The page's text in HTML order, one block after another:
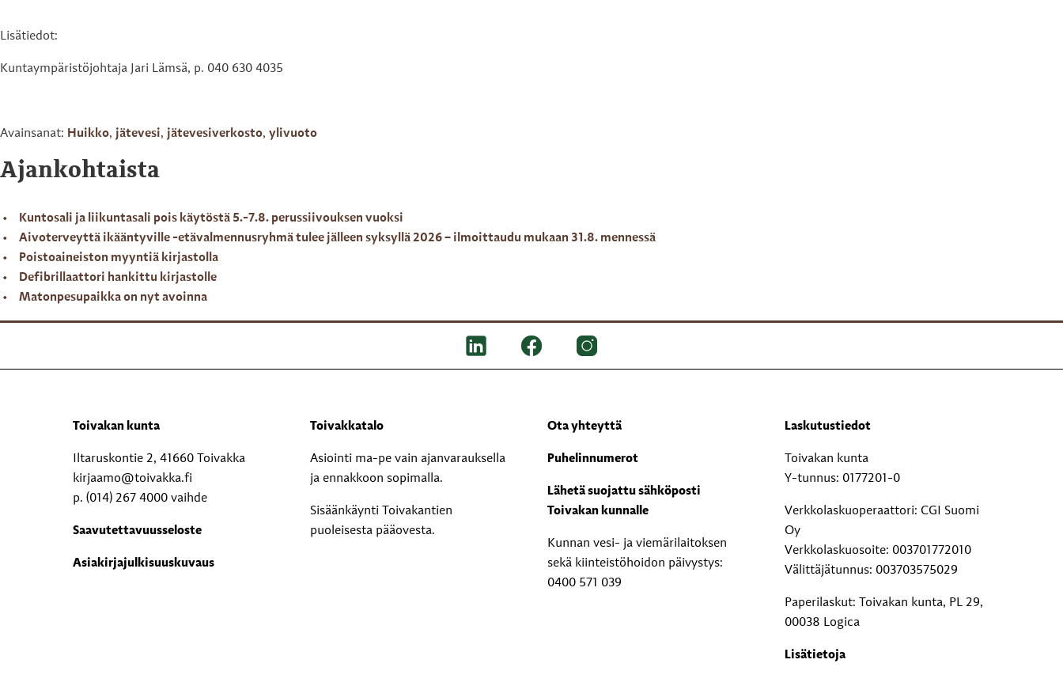
Lisätiedot:
Kuntaympäristöjohtaja Jari Lämsä, p. 040 630 4035
Avainsanat: Huikko, jätevesi, jätevesiverkosto, ylivuoto
Ajankohtaista
Kuntosali ja liikuntasali pois käytöstä 5.-7.8. perussiivouksen vuoksi
Aivoterveyttä ikääntyville -etävalmennusryhmä tulee jälleen syksyllä 2026 – ilmoittaudu mukaan 31.8. mennessä
Poistoaineiston myyntiä kirjastolla
Defibrillaattori hankittu kirjastolle
Matonpesupaikka on nyt avoinna
Toivakan kunta
Iltaruskontie 2, 41660 Toivakka
kirjaamo@toivakka.fi
p. (014) 267 4000 vaihde
Saavutettavuusseloste
Asiakirjajulkisuuskuvaus
Toivakkatalo
Asiointi ma-pe vain ajanvarauksella
ja ennakkoon sopimalla.
Sisäänkäynti Toivakantien
puoleisesta pääovesta.
Ota yhteyttä
Puhelinnumerot
Lähetä suojattu sähköposti
Toivakan kunnalle
Kunnan vesi- ja viemärilaitoksen
sekä kiinteistöhoidon päivystys:
0400 571 039
Laskutustiedot
Toivakan kunta
Y-tunnus: 0177201-0
Verkkolaskuoperaattori: CGI Suomi
Oy
Verkkolaskuosoite: 003701772010
Välittäjätunnus: 003703575029
Paperilaskut: Toivakan kunta, PL 29,
00038 Logica
Lisätietoja